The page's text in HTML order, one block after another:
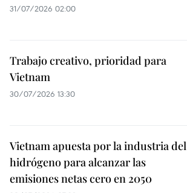
31/07/2026 02:00
Trabajo creativo, prioridad para
Vietnam
30/07/2026 13:30
Vietnam apuesta por la industria del
hidrógeno para alcanzar las
emisiones netas cero en 2050